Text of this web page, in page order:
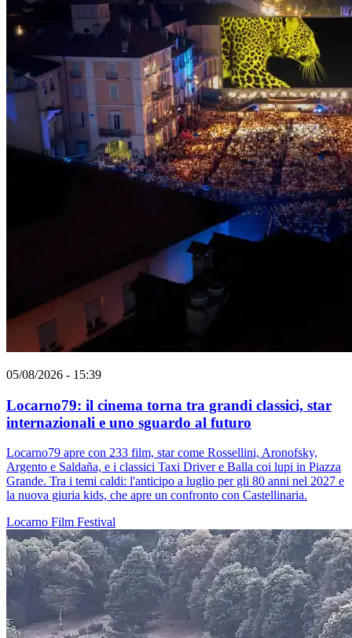
05/08/2026 - 15:39
Locarno79: il cinema torna tra grandi classici, star
internazionali e uno sguardo al futuro
Locarno79 apre con 233 film, star come Rossellini, Aronofsky,
Argento e Saldaña, e i classici Taxi Driver e Balla coi lupi in Piazza
Grande. Tra i temi caldi: l'anticipo a luglio per gli 80 anni nel 2027 e
la nuova giuria kids, che apre un confronto con Castellinaria.
Locarno Film Festival